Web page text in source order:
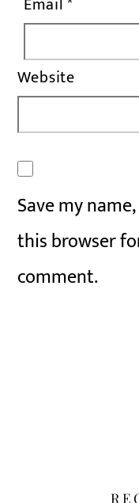
Website
Save my
this browser
comment.